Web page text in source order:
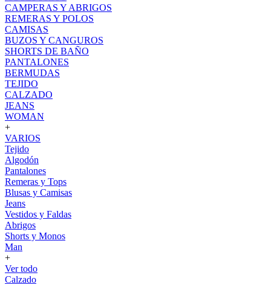
CAMPERAS Y ABRIGOS
REMERAS Y POLOS
CAMISAS
BUZOS Y CANGUROS
SHORTS DE BAÑO
PANTALONES
BERMUDAS
TEJIDO
CALZADO
JEANS
WOMAN
+
VARIOS
Tejido
Algodón
Pantalones
Remeras y Tops
Blusas y Camisas
Jeans
Vestidos y Faldas
Abrigos
Shorts y Monos
Man
+
Ver todo
Calzado